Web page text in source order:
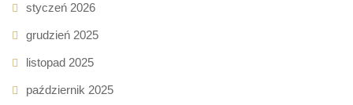
styczeń 2026
grudzień 2025
listopad 2025
październik 2025